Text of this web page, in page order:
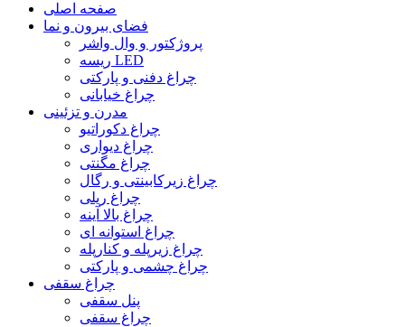
صفحه اصلی
فضای بیرون و نما
پروژکتور و وال واشر
ریسه LED
چراغ دفنی و پارکتی
چراغ خیابانی
مدرن و تزئینی
چراغ دکوراتیو
چراغ دیواری
چراغ مگنتی
چراغ زیرکابینتی و رگال
چراغ ریلی
چراغ بالا آینه
چراغ استوانه ای
چراغ زیرپله و کنارپله
چراغ چشمی و پارکتی
چراغ سقفی
پنل سقفی
چراغ سقفی